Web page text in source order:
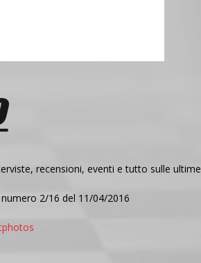
recensioni, eventi e tutto sulle ultime
2/16 del 11/04/2016